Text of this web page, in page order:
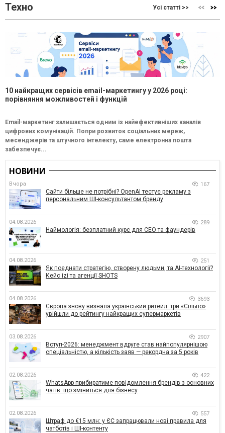
Техно Усі статті >>
10 найкращих сервісів email-маркетингу у 2026 році:
порівняння можливостей і функцій
Email-маркетинг залишається одним із найефективніших каналів
цифрових комунікацій. Попри розвиток соціальних мереж,
месенджерів та штучного інтелекту, саме електронна пошта
забезпечує...
НОВИНИ
Вчора 167
Сайти більше не потрібні? OpenAI тестує рекламу з
персональним ШІ-консультантом бренду
04.08.2026 289
Наймологія: безплатний курс для CEO та фаундерів
04.08.2026 251
Як поєднати стратегію, створену людьми, та AI-технології?
Кейс izi та агенції SHOTS
04.08.2026 3693
Європа знову визнала український ритейл: три «Сільпо»
увійшли до рейтингу найкращих супермаркетів
03.08.2026 2907
Вступ-2026: менеджмент вдруге став найпопулярнішою
спеціальністю, а кількість заяв — рекордна за 5 років
02.08.2026 422
WhatsApp прибиратиме повідомлення брендів з основних
чатів: що зміниться для бізнесу
02.08.2026 557
Штраф до €15 млн: у ЄС запрацювали нові правила для
чатботів і ШІ-контенту